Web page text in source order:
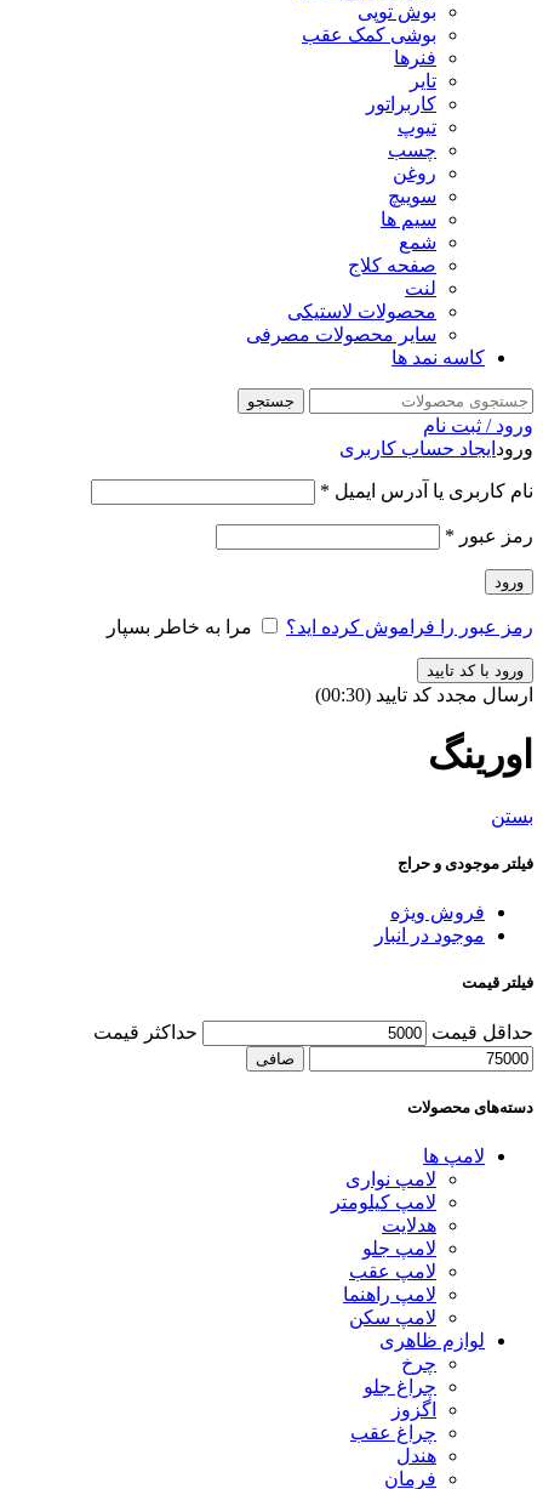
بوش توپی
بوشی کمک عقب
فنرها
تایر
کاربراتور
تیوپ
چسب
روغن
سوییچ
سیم ها
شمع
صفحه کلاج
لنت
محصولات لاستیکی
سایر محصولات مصرفی
کاسه نمد ها
جستجو
ورود / ثبت نام
ورود ایجاد حساب کاربری
نام کاربری یا آدرس ایمیل *
رمز عبور *
ورود
رمز عبور را فراموش کرده اید؟ مرا به خاطر بسپار
ورود با کد تایید
ارسال مجدد کد تایید (00:
30
)
اورینگ
بستن
فیلتر موجودی و حراج
فروش ویژه
موجود در انبار
فیلتر قیمت
حداقل قیمت حداكثر قيمت
صافی
دسته‌های محصولات
لامپ ها
لامپ نواری
لامپ کیلومتر
هدلایت
لامپ جلو
لامپ عقب
لامپ راهنما
لامپ سکن
لوازم ظاهری
چرخ
چراغ جلو
اگزوز
چراغ عقب
هندل
فرمان